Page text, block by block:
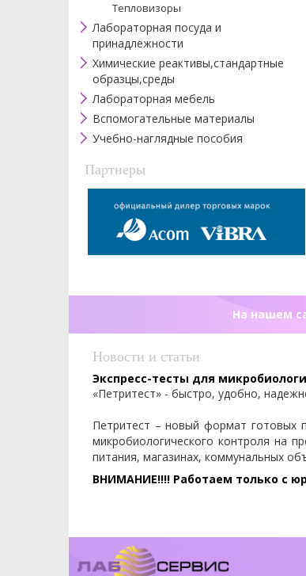
Тепловизоры
Лабораторная посуда и
принадлежности
Химические реактивы,стандартные
образцы,среды
Лабораторная мебель
Вспомогательные материалы
Учебно-наглядные пособия
Партнеры
На нашем
Новости и статьи
Экспресс-тесты для
«Петритест» - быстро, удобно,
Петритест – новый формат готовых
микробиологического контроля на
питания, магазинах, коммунальных
ВНИМАНИЕ!!!! Работаем только с